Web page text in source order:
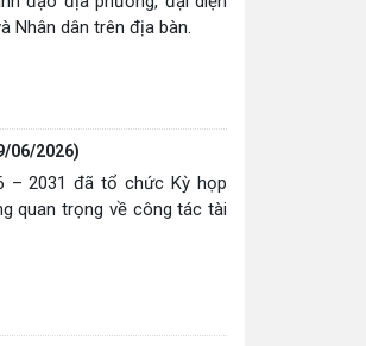
Nhân dân trên địa bàn.
06/2026)
– 2031 đã tổ chức Kỳ họp
quan trọng về công tác tài